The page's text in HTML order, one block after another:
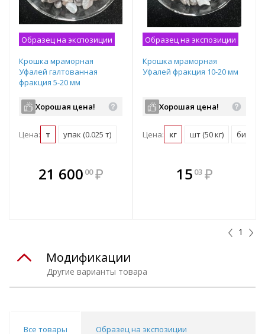
Образец на экспозиции
Крошка мраморная
Уфалей галтованная
фракция 5-20 мм
Хорошая цена!
Цена: т упак (0.025 т)
21 600 00 ₽
В комплекте
всегда выгоднее!
Образец на экспозиции
Крошка мраморная
Уфалей фракция 10-20 мм
Хорошая цена!
Цена: кг шт (50 кг) биг-бэг
В комплекте
всегда выгоднее!
15 03 ₽
1
Другие варианты товара
Модификации
Все товары Образец на экспозиции